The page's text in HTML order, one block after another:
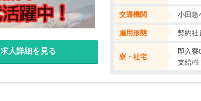
求人詳細を見る
交通機関 小田急
雇用形態 契約社
寮・社宅
即入
支給/